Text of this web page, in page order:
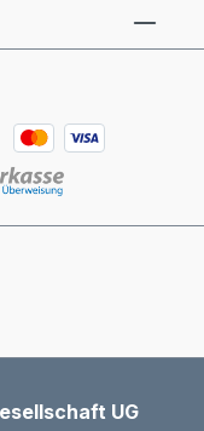
UG